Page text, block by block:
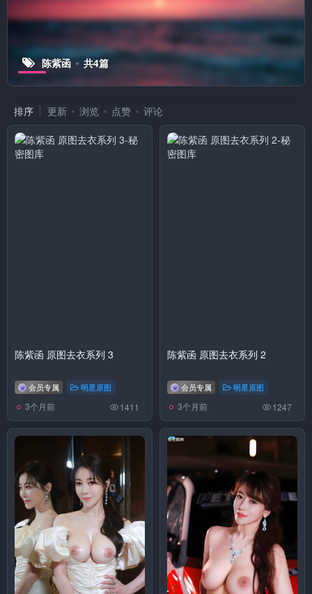
陈紫函 共4篇
排序 更新 浏览 点赞 评论
陈紫函 原图去衣系列 3
会员专属 明星原图
3个月前 1411
陈紫函 原图去衣系列 2
会员专属 明星原图
3个月前 1247